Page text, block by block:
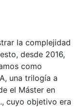
la complejidad
desde 2016,
como
una trilogía a
el Máster en
cuyo objetivo era